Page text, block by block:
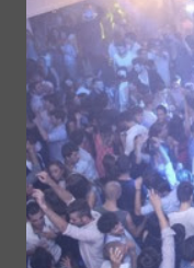
"Nothing Can Be
interessanti, di gran
tra techno, minimal e
diverse produzioni di
Can Be Changed", già
Knight (ToolRoom) o
atmosfera; mentre la
elettronico dalle tinte
Records, insomma,